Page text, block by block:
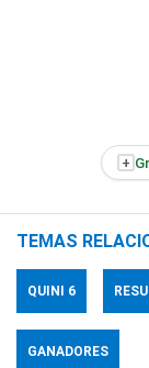
+
TEMAS
QUINI 6
GANADORES